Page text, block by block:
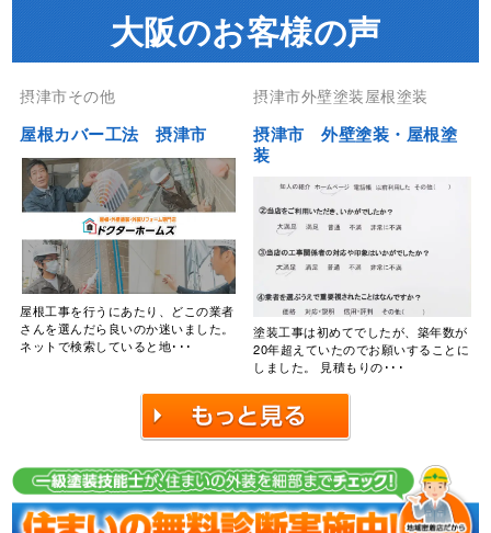
大阪のお客様の声
摂津市その他
屋根カバー工法 摂津市
屋根工事を行うにあたり、どこの業者
さんを選んだら良いのか迷いました。
ネットで検索していると地･･･
摂津市外壁塗装屋根塗装
摂津市 外壁塗装・屋根塗
装
塗装工事は初めてでしたが、築年数が
20年超えていたのでお願いすることに
しました。 見積もりの･･･